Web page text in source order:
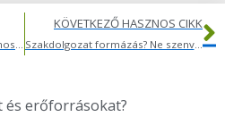
Excel az interjún, magabiztos mosollyal
KÖVETKEZŐ HASZNOS CIKK
Szakdolgozat formázás? Ne szenvedj vele feleslegesen!
erőforrásokat?